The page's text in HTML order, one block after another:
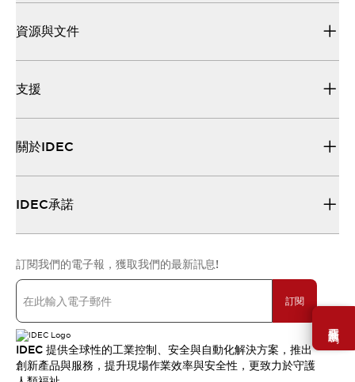
需要幫助嗎？
資源與文件
支援
關於IDEC
IDEC承諾
訂閱我們的電子報，獲取我們的最新訊息!
訂閱
IDEC 提供全球性的工業控制、安全與自動化解決方案，推出
創新產品與服務，提升現場作業效率與安全性，更致力於守護